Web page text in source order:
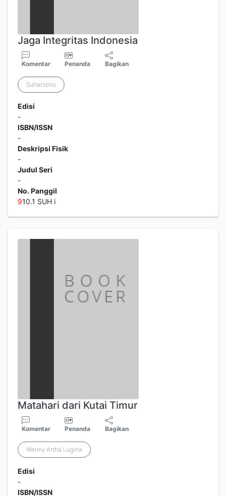
Jaga Integritas Indonesia
Komentar Penanda Bagikan
Suharsono
Edisi
-
ISBN/ISSN
-
Deskripsi Fisik
-
Judul Seri
-
No. Panggil
910.1 SUH i
Matahari dari Kutai Timur
Komentar Penanda Bagikan
Wenny Artha Lugina
Edisi
-
ISBN/ISSN